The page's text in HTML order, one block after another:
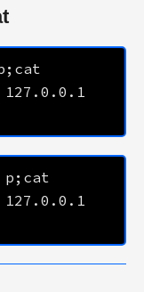
127.0.0.1
p;cat
127.0.0.1